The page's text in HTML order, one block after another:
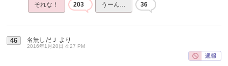
それな！ 203 うーん… 36
46 名無しだＪ より
2016年1月20日 4:27 PM